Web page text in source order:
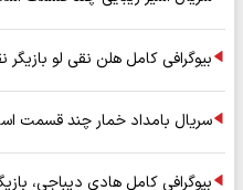
بیوگرافی کامل هلن نقی لو
سریال بامداد خمار چند قسمت
بیوگرافی کامل هادی دیباجی،